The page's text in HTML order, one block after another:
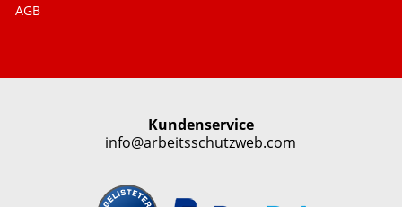
AGB
Kundenservice
info@arbeitsschutzweb.com